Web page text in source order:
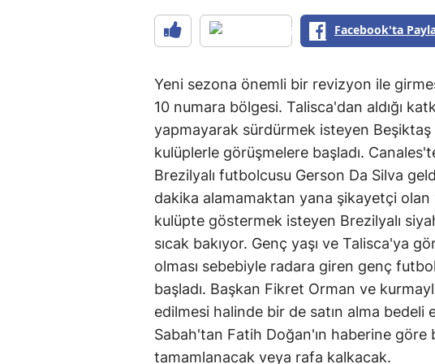
Facebook'ta
Yeni sezona önemli bir revizyon ile
10 numara bölgesi. Talisca'dan aldığı
yapmayarak sürdürmek isteyen
kulüplerle görüşmelere başladı.
Brezilyalı futbolcusu Gerson Da Silva
dakika alamamaktan yana şikayetçi
kulüpte göstermek isteyen Brezilyalı
sıcak bakıyor. Genç yaşı ve Talisca'ya
olması sebebiyle radara giren genç
başladı. Başkan Fikret Orman ve
edilmesi halinde bir de satın alma
Sabah'tan Fatih Doğan'ın haberine
tamamlanacak veya rafa kalkacak.